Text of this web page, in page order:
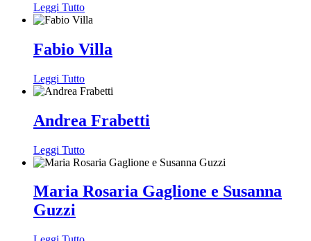
Leggi Tutto
Fabio Villa
Leggi Tutto
Andrea Frabetti
Leggi Tutto
Maria Rosaria Gaglione e Susanna
Guzzi